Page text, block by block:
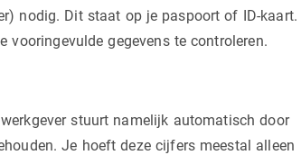
nodig. Dit staat op je paspoort of ID-kaart.
gegevens te controleren.
stuurt namelijk automatisch door
Je hoeft deze cijfers meestal alleen